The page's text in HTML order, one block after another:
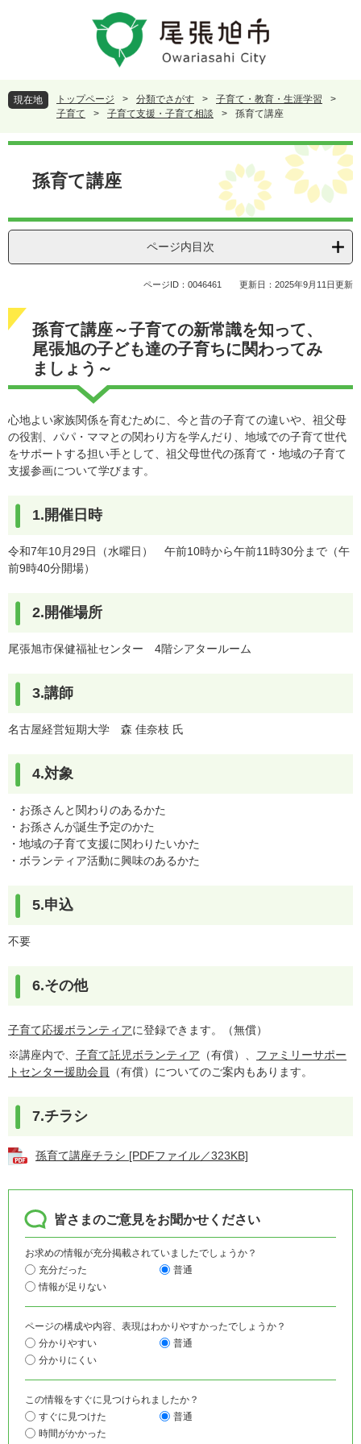
頭
で
。
飛
ば
て
現在地 トップページ > 分類でさがす > 子育て・教育・生涯学習
>
子育て
> 子育て支援・子育て相談 > 孫育て講座
本
孫育て講座
ページ内目次
ページID：0046461 更新日：2025年9月11日更新
孫育て講座～子育ての新常識を知って、
尾張旭の子ども達の子育ちに関わってみ
ましょう～
心地よい家族関係を育むために、今と昔の子育ての違いや、祖父母
の役割、パパ・ママとの関わり方を学んだり、地域での子育て世代
をサポートする担い手として、祖父母世代の孫育て・地域の子育て
支援参画について学びます。
1.開催日時
令和7年10月29日（水曜日） 午前10時から午前11時30分まで（午
前9時40分開場）
2.開催場所
尾張旭市保健福祉センター 4階シアタールーム
3.講師
名古屋経営短期大学 森 佳奈枝 氏
4.対象
・お孫さんと関わりのあるかた
・お孫さんが誕生予定のかた
・地域の子育て支援に関わりたいかた
・ボランティア活動に興味のあるかた
5.申込
不要
6.その他
子育て応援ボランティアに登録できます。（無償）
※講座内で、 子育て託児ボランティア （有償）、 ファミリーサポー
トセンター援助会員
（有償）についてのご案内もあります。
7.チラシ
孫育て講座チラシ [PDFファイル／323KB]
皆さまのご意見をお聞かせください
お求めの情報が充分掲載されていましたでしょうか？
充分だった
普通
情報が足りない
ページの構成や内容、表現はわかりやすかったでしょうか？
分かりやすい
普通
分かりにくい
この情報をすぐに見つけられましたか？
すぐに見つけた
普通
時間がかかった